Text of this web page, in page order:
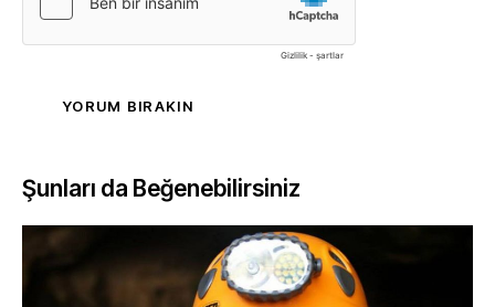
Şunları da Beğenebilirsiniz